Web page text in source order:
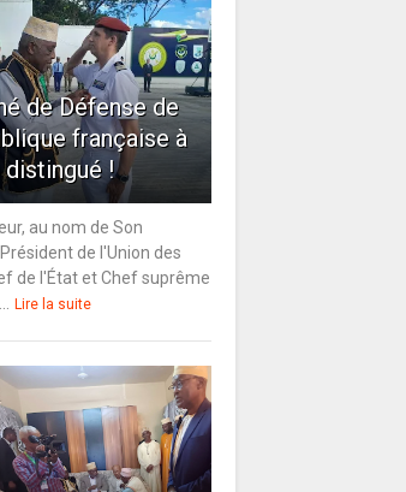
de Défense de
française à
!
au nom de Son
de l'Union des
de l'État et Chef suprême
Lire la suite